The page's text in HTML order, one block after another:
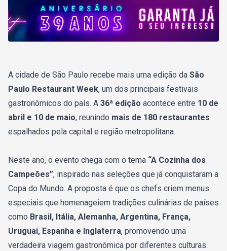
A cidade de São Paulo recebe mais uma edição da São
Paulo Restaurant Week, um dos principais festivais
gastronômicos do país. A 36ª edição acontece entre 10 de
abril e 10 de maio, reunindo mais de 180 restaurantes
espalhados pela capital e região metropolitana.
Neste ano, o evento chega com o tema “A Cozinha dos
Campeões”, inspirado nas seleções que já conquistaram a
Copa do Mundo. A proposta é que os chefs criem menus
especiais que homenageiem tradições culinárias de países
como Brasil, Itália, Alemanha, Argentina, França,
Uruguai, Espanha e Inglaterra, promovendo uma
verdadeira viagem gastronômica por diferentes culturas.